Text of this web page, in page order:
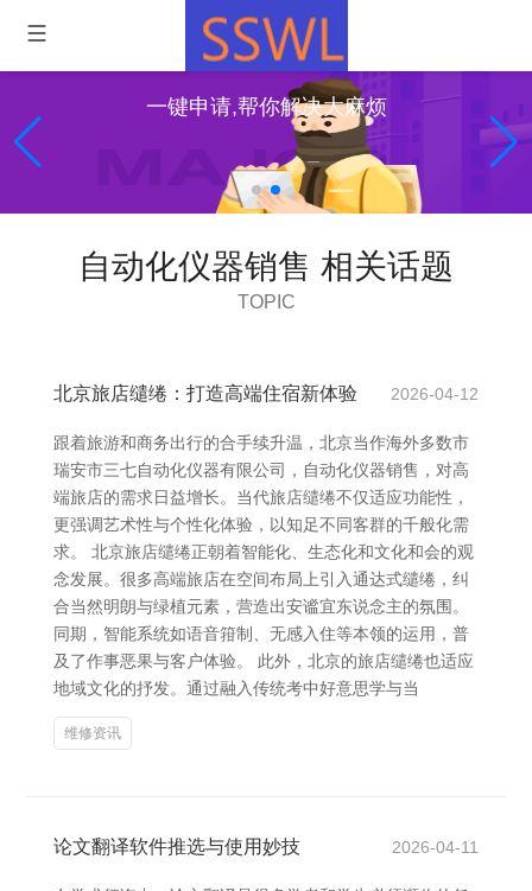
一键申请,帮你解决大麻烦
自动化仪器销售 相关话题
TOPIC
北京旅店缱绻：打造高端住宿新体验 2026-04-12
跟着旅游和商务出行的合手续升温，北京当作海外多数市
瑞安市三七自动化仪器有限公司，自动化仪器销售，对高
端旅店的需求日益增长。当代旅店缱绻不仅适应功能性，
更强调艺术性与个性化体验，以知足不同客群的千般化需
求。 北京旅店缱绻正朝着智能化、生态化和文化和会的观
念发展。很多高端旅店在空间布局上引入通达式缱绻，纠
合当然明朗与绿植元素，营造出安谧宜东说念主的氛围。
同期，智能系统如语音箝制、无感入住等本领的运用，普
及了作事恶果与客户体验。 此外，北京的旅店缱绻也适应
地域文化的抒发。通过融入传统考中好意思学与当
维修资讯
论文翻译软件推选与使用妙技 2026-04-11